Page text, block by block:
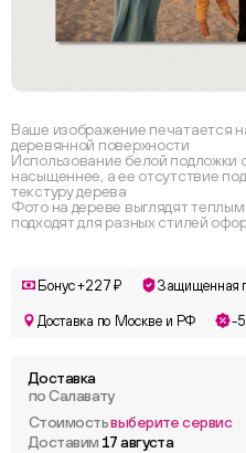
Ваше изображение печатается
деревянной поверхности
Использование белой подложки
насыщеннее, а ее отсутствие
текстуру дерева
Фото на дереве выглядят
подходят для разных стилей
Бонус +227 ₽ Защищенная
Доставка по Москве и РФ -
Доставка
по Салавату
Стоимостьвыберите сервис
Доставим 17 августа